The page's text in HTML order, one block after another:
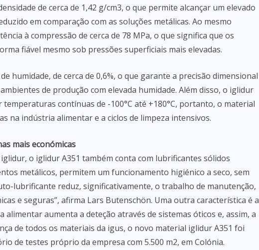
de cerca de 1,42 g/cm3, o que permite alcançar um elevado
em comparação com as soluções metálicas. Ao mesmo
à compressão de cerca de 78 MPa, o que significa que os
fiável mesmo sob pressões superficiais mais elevadas.
humidade, de cerca de 0,6%, o que garante a precisão dimensional
de produção com elevada humidade. Além disso, o iglidur
contínuas de -100°C até +180°C, portanto, o material
na indústria alimentar e a ciclos de limpeza intensivos.
mais económicas
o iglidur A351 também conta com lubrificantes sólidos
metálicos, permitem um funcionamento higiénico a seco, sem
lubrificante reduz, significativamente, o trabalho de manutenção,
e seguras”, afirma Lars Butenschön. Uma outra característica é a
aumenta a deteção através de sistemas óticos e, assim, a
de todos os materiais da igus, o novo material iglidur A351 foi
de testes próprio da empresa com 5.500 m2, em Colónia.